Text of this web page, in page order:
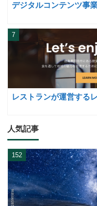
デジタルコンテンツ事
レストランが運営する
7
人気記事
152